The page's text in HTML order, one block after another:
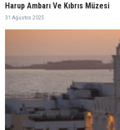
Harup Ambarı Ve Kıbrıs Müzesi
31 Ağustos 2025